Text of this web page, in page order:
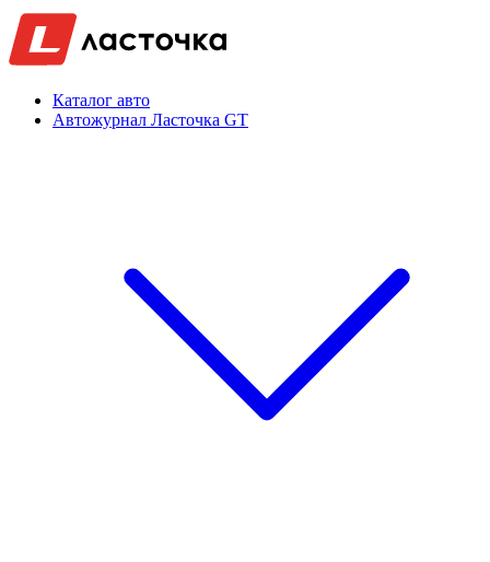
Каталог авто
Автожурнал Ласточка GT